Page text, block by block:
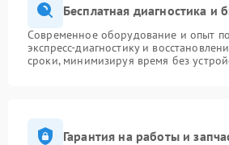
Бесплатная диагностика и
Современное оборудование и опыт
экспресс-диагностику и
сроки, минимизируя время без
Гарантия на работы и